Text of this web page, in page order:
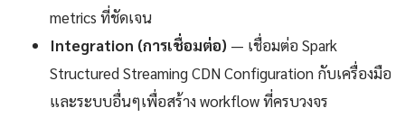
metrics ที่ชัดเจน
Integration (การเชื่อมต่อ) — เชื่อมต่อ Spark
Structured Streaming CDN Configuration กับเครื่องมือ
และระบบอื่นๆเพื่อสร้าง workflow ที่ครบวงจร